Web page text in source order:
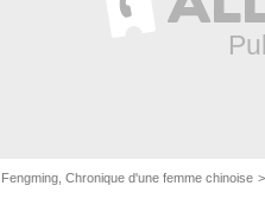
Fengming, Chronique d'une femme chinoise